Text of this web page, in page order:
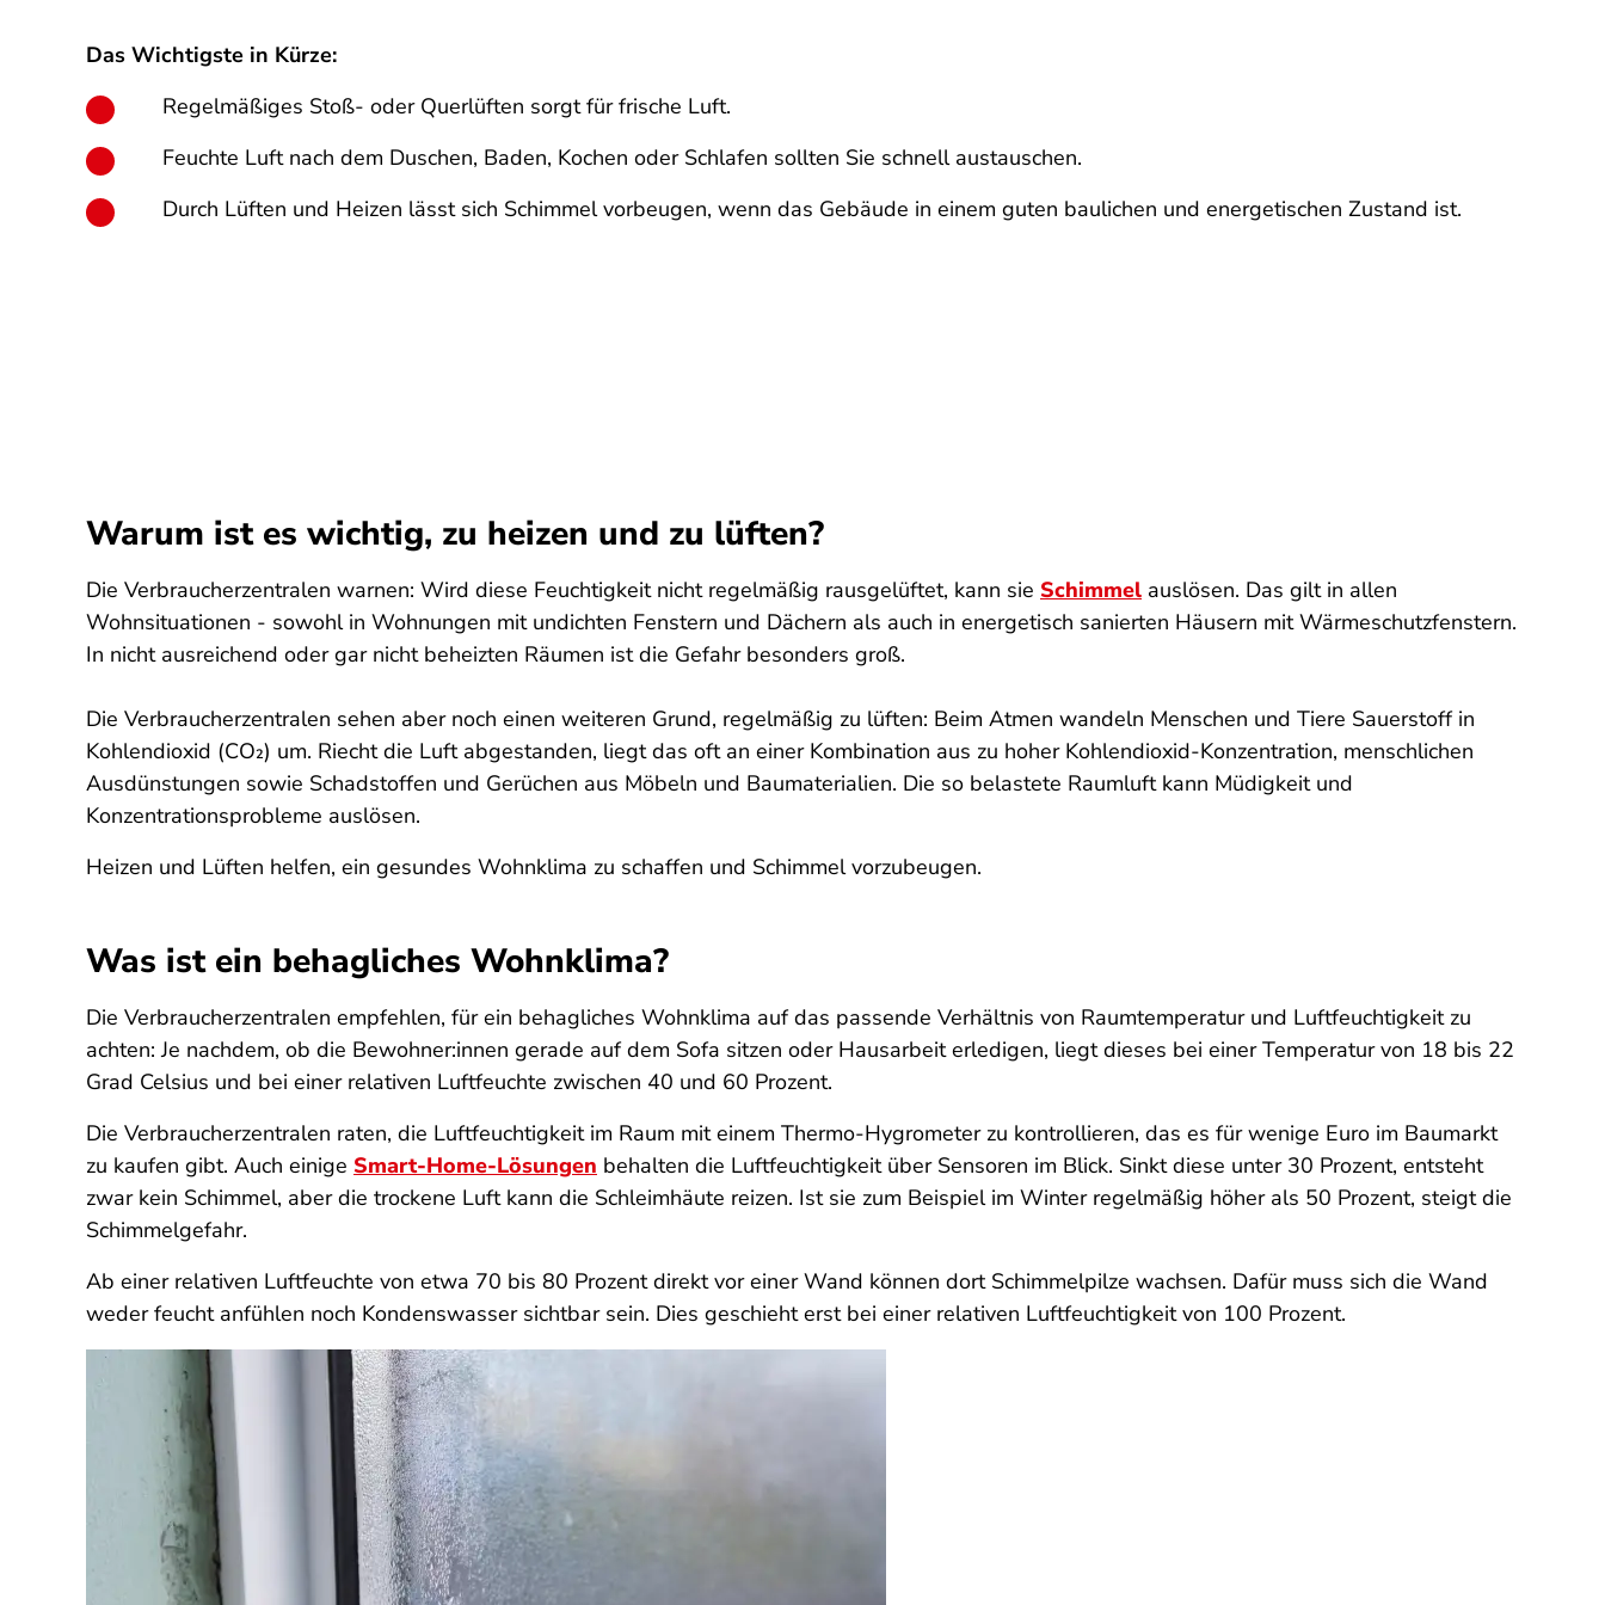
Das Wichtigste in Kürze:
Regelmäßiges Stoß- oder Querlüften sorgt für frische Luft.
Feuchte Luft nach dem Duschen, Baden, Kochen oder Schlafen sollten Sie schnell austauschen.
Durch Lüften und Heizen lässt sich Schimmel vorbeugen, wenn das Gebäude in einem guten baulichen und energetischen Zustand ist.
Warum ist es wichtig, zu heizen und zu lüften?
Die Verbraucherzentralen warnen: Wird diese Feuchtigkeit nicht regelmäßig rausgelüftet, kann sie Schimmel auslösen. Das gilt in allen
Wohnsituationen - sowohl in Wohnungen mit undichten Fenstern und Dächern als auch in energetisch sanierten Häusern mit Wärmeschutzfenstern.
In nicht ausreichend oder gar nicht beheizten Räumen ist die Gefahr besonders groß.
Die Verbraucherzentralen sehen aber noch einen weiteren Grund, regelmäßig zu lüften: Beim Atmen wandeln Menschen und Tiere Sauerstoff in
Kohlendioxid (CO₂) um. Riecht die Luft abgestanden, liegt das oft an einer Kombination aus zu hoher Kohlendioxid-Konzentration, menschlichen
Ausdünstungen sowie Schadstoffen und Gerüchen aus Möbeln und Baumaterialien. Die so belastete Raumluft kann Müdigkeit und
Konzentrationsprobleme auslösen.
Heizen und Lüften helfen, ein gesundes Wohnklima zu schaffen und Schimmel vorzubeugen.
Was ist ein behagliches Wohnklima?
Die Verbraucherzentralen empfehlen, für ein behagliches Wohnklima auf das passende Verhältnis von Raumtemperatur und Luftfeuchtigkeit zu
achten: Je nachdem, ob die Bewohner:innen gerade auf dem Sofa sitzen oder Hausarbeit erledigen, liegt dieses bei einer Temperatur von 18 bis 22
Grad Celsius und bei einer relativen Luftfeuchte zwischen 40 und 60 Prozent.
Die Verbraucherzentralen raten, die Luftfeuchtigkeit im Raum mit einem Thermo-Hygrometer zu kontrollieren, das es für wenige Euro im Baumarkt
zu kaufen gibt. Auch einige Smart-Home-Lösungen behalten die Luftfeuchtigkeit über Sensoren im Blick. Sinkt diese unter 30 Prozent, entsteht
zwar kein Schimmel, aber die trockene Luft kann die Schleimhäute reizen. Ist sie zum Beispiel im Winter regelmäßig höher als 50 Prozent, steigt die
Schimmelgefahr.
Ab einer relativen Luftfeuchte von etwa 70 bis 80 Prozent direkt vor einer Wand können dort Schimmelpilze wachsen. Dafür muss sich die Wand
weder feucht anfühlen noch Kondenswasser sichtbar sein. Dies geschieht erst bei einer relativen Luftfeuchtigkeit von 100 Prozent.